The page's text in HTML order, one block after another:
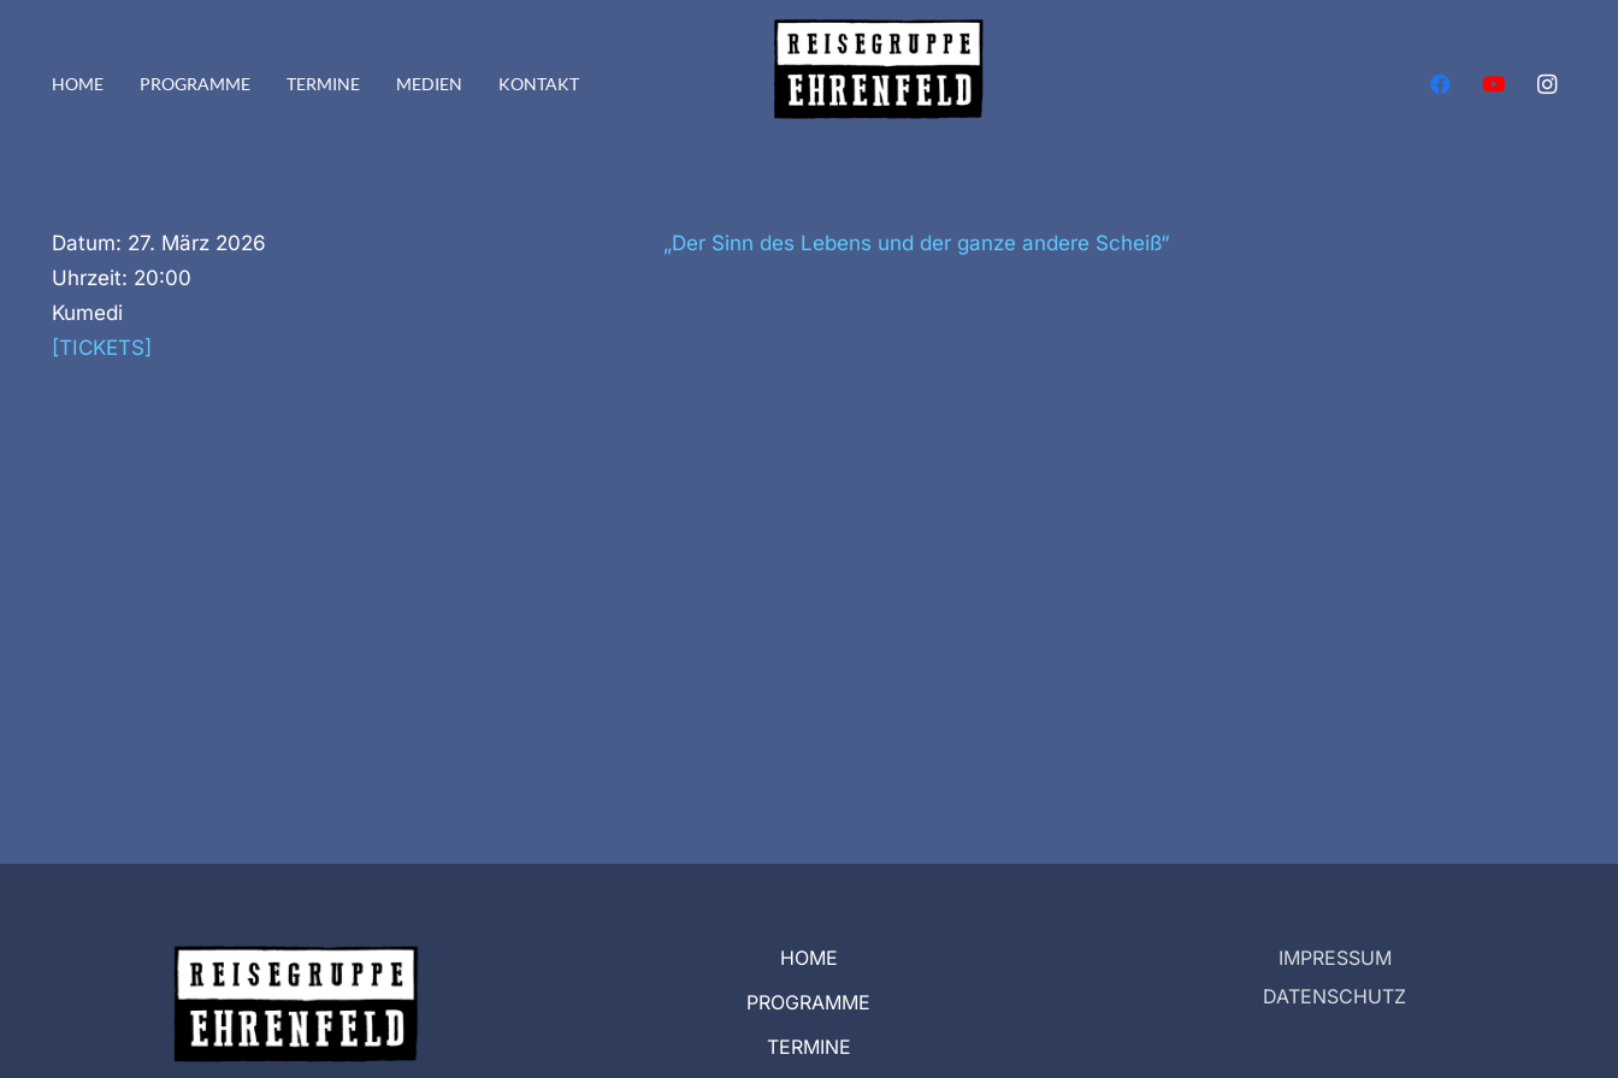
HOME PROGRAMME TERMINE MEDIEN KONTAKT
Datum: 27. März 2026
Uhrzeit: 20:00
Kumedi
[TICKETS]
„Der Sinn des Lebens und der ganze andere Scheiß“
HOME
PROGRAMME
TERMINE
IMPRESSUM
DATENSCHUTZ